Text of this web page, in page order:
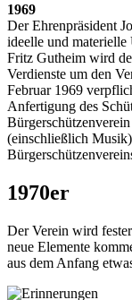
1969
Der Ehrenpräsident
ideelle und
Fritz Gutheim wird
Verdienste um den
Februar 1969
Anfertigung des
(einschließlich
1970er
Der Verein wird
neue Elemente
aus dem Anfang